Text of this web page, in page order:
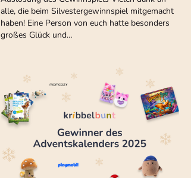
alle, die beim Silvestergewinnspiel mitgemacht
haben! Eine Person von euch hatte besonders
großes Glück und…